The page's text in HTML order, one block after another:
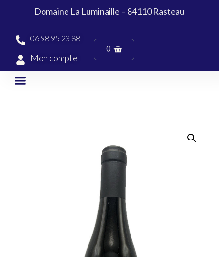
Domaine La Luminaille – 84110 Rasteau
06 98 95 23 88
Mon compte
0